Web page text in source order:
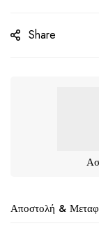
Share
Αποστολή &